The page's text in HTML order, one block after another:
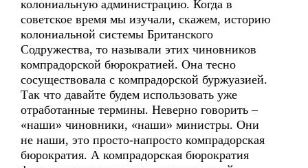
колониальную администрацию. Когда в
советское время мы изучали, скажем, историю
колониальной системы Британского
Содружества, то называли этих чиновников
компрадорской бюрократией. Она тесно
сосуществовала с компрадорской буржуазией.
Так что давайте будем использовать уже
отработанные термины. Неверно говорить –
«наши» чиновники, «наши» министры. Они
не наши, это просто-напросто компрадорская
бюрократия. А компрадорская бюрократия